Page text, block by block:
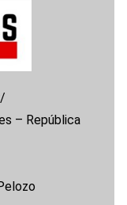
– República